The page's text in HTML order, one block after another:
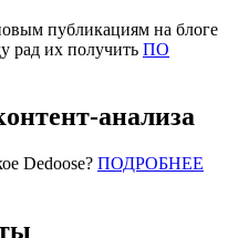
публикациям на блоге
рад их получить ПО
анализа
Dedoose? ПОДРОБНЕЕ